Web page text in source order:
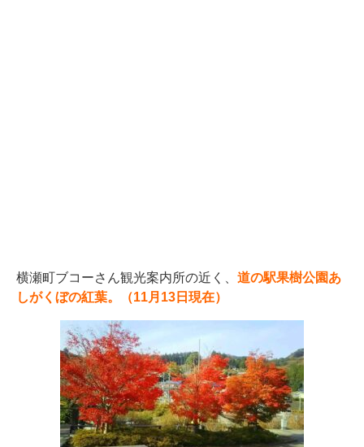
横瀬町ブコーさん観光案内所の近く、 道の駅果樹公園あ
しがくぼの紅葉。（11月13日現在）